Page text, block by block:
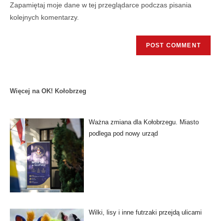
Zapamiętaj moje dane w tej przeglądarce podczas pisania
kolejnych komentarzy.
Więcej na OK! Kołobrzeg
Ważna zmiana dla Kołobrzegu. Miasto
podlega pod nowy urząd
Wilki, lisy i inne futrzaki przejdą ulicami